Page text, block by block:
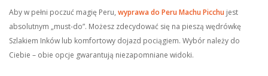
Aby w pełni poczuć magię Peru, wyprawa do Peru Machu Picchu jest
absolutnym „must-do”. Możesz zdecydować się na pieszą wędrówkę
Szlakiem Inków lub komfortowy dojazd pociągiem. Wybór należy do
Ciebie – obie opcje gwarantują niezapomniane widoki.